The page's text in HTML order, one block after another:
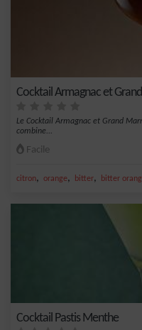
Cocktail Armagnac et
Le Cocktail Armagnac et Grand
combine...
Facile
citron, orange, bitter, bitter
Cocktail Pastis Menthe